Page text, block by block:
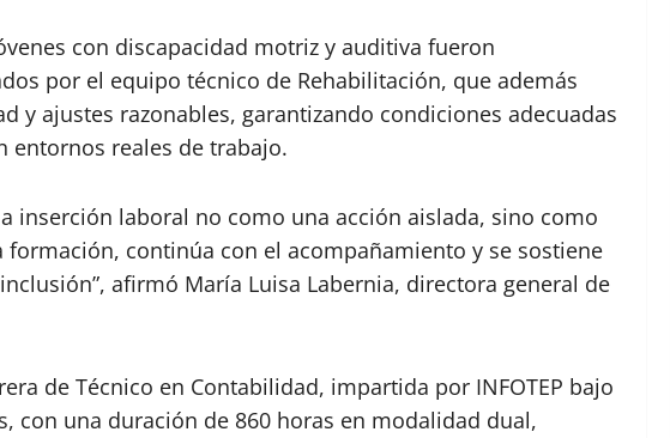
con discapacidad motriz y auditiva fueron
por el equipo técnico de Rehabilitación, que además
y ajustes razonables, garantizando condiciones adecuadas
entornos reales de trabajo.
inserción laboral no como una acción aislada, sino como
continúa con el acompañamiento y se sostiene
afirmó María Luisa Labernia, directora general de
de Técnico en Contabilidad, impartida por INFOTEP bajo
con una duración de 860 horas en modalidad dual,